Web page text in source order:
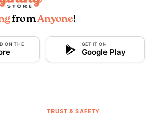
fromAnyone!
ON THE GET IT ON
Google Play
TRUST & SAFETY